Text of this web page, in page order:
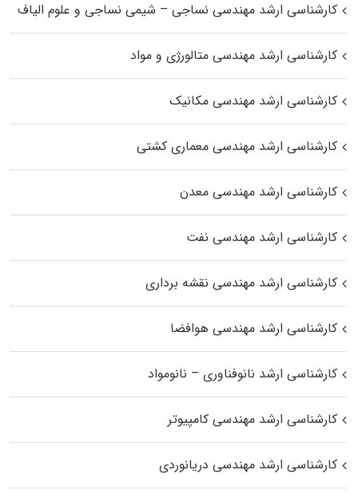
کارشناسی ارشد مهندسی نساجی – شیمی نساجی و علوم الیاف
کارشناسی ارشد مهندسی متالورژی و مواد
کارشناسی ارشد مهندسی مکانیک
کارشناسی ارشد مهندسی معماری کشتی
کارشناسی ارشد مهندسی معدن
کارشناسی ارشد مهندسی نفت
کارشناسی ارشد مهندسی نقشه برداری
کارشناسی ارشد مهندسی هوافضا
کارشناسی ارشد نانوفناوری – نانومواد
کارشناسی ارشد مهندسی کامپیوتر
کارشناسی ارشد مهندسی دریانوردی